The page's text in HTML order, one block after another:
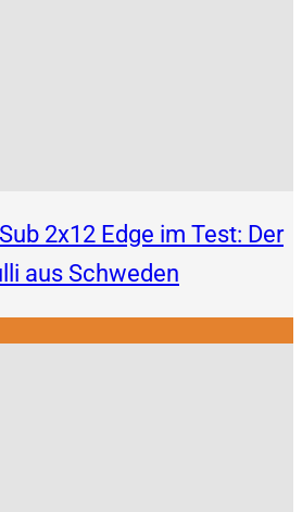
2x12 Edge im Test: Der
aus Schweden